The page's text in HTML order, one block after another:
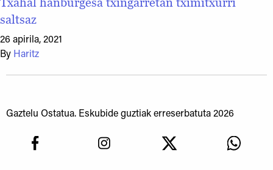
saltsaz
26 apirila, 2021
By Haritz
Gaztelu Ostatua. Eskubide guztiak erreserbatuta 2026